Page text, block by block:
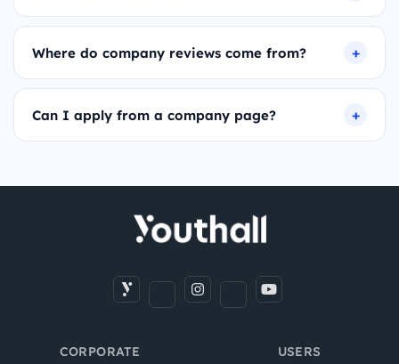
Where do company reviews come from?
Can I apply from a company page?
CORPORATE USERS